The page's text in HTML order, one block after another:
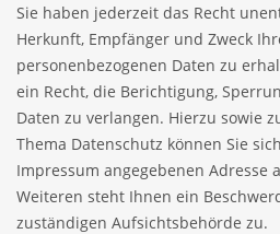
Sie haben jederzeit das Recht
Herkunft, Empfänger und Zweck
personenbezogenen Daten zu
ein Recht, die Berichtigung,
Daten zu verlangen. Hierzu sowie
Thema Datenschutz können Sie
Impressum angegebenen Adresse
Weiteren steht Ihnen ein
zuständigen Aufsichtsbehörde zu.